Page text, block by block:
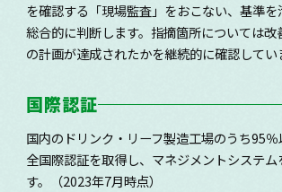
を確認する「現場監査」をおこない、基準
総合的に判断します。指摘箇所については改
の計画が達成されたかを継続的に確認してい
国際認証
国内のドリンク・リーフ製造工場のうち95
全国際認証を取得し、マネジメントシステ
す。（2023年7月時点）